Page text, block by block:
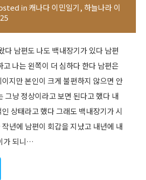
in캐나다 이민일기, 하늘나라 이
다 남편도 나도 백내장기가 있다 남편
고 나는 왼쪽이 더 심하다 한다 남편은
지만 본인이 크게 불편하지 않으면 안
그냥 정상이라고 보면 된다고 했다 내
상태라고 했다 그래도 백내장기가 시
년에 남편이 회갑을 지났고 내년에 내
가 되니…